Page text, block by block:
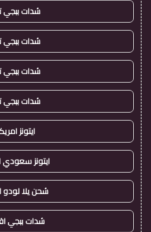
شدات ببجي
شدات ببجي
شدات ببجي
شدات ببجي
ايتونز
ايتونز
شحن يلا
شدات ببجي